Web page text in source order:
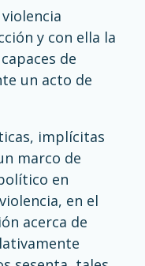
y con ella la
de
un acto de
implícitas
marco de
en
en el
acerca de